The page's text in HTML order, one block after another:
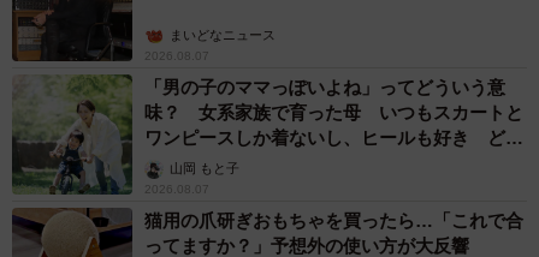
まいどなニュース
2026.08.07
「男の子のママっぽいよね」ってどういう意
味？ 女系家族で育った母 いつもスカートと
ワンピースしか着ないし、ヒールも好き どの
へんが…
山岡 もと子
2026.08.07
猫用の爪研ぎおもちゃを買ったら…「これで合
ってますか？」予想外の使い方が大反響